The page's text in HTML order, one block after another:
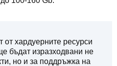
от хардуерните ресурси
бъдат изразходвани не
но и за поддръжка на